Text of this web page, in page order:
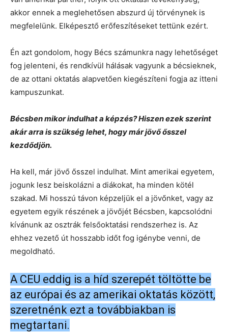
akkor ennek a meglehetősen abszurd új törvénynek is
megfelelünk. Elképesztő erőfeszítéseket tettünk ezért.
Én azt gondolom, hogy Bécs számunkra nagy lehetőséget
fog jelenteni, és rendkívül hálásak vagyunk a bécsieknek,
de az ottani oktatás alapvetően kiegészíteni fogja az itteni
kampuszunkat.
Bécsben mikor indulhat a képzés? Hiszen ezek szerint
akár arra is szükség lehet, hogy már jövő ősszel
kezdődjön.
Ha kell, már jövő ősszel indulhat. Mint amerikai egyetem,
jogunk lesz beiskolázni a diákokat, ha minden kötél
szakad. Mi hosszú távon képzeljük el a jövőnket, vagy az
egyetem egyik részének a jövőjét Bécsben, kapcsolódni
kívánunk az osztrák felsőoktatási rendszerhez is. Az
ehhez vezető út hosszabb időt fog igénybe venni, de
megoldható.
A CEU eddig is a híd szerepét töltötte be
az európai és az amerikai oktatás között,
szeretnénk ezt a továbbiakban is
megtartani.